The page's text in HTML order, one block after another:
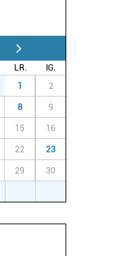
LR.
IG.
1 2
8 9
15 16
22 23
29 30